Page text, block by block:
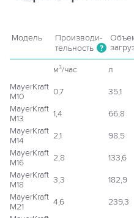
Модель Производи-
тельность
?
м3/час л
MayerKraft
М10
0,7 35,1
MayerKraft
М13
1,4 66,8
MayerKraft
М14
2,1 98,5
MayerKraft
М16
2,8 133,6
MayerKraft
М18
3,3 182,9
MayerKraft
М21
4,6 239,3